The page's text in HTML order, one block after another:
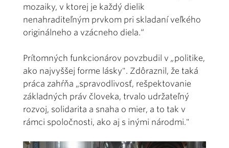
mozaiky, v ktorej je každý dielik
nenahraditeľným prvkom pri skladaní veľkého
originálneho a vzácneho diela.“
Prítomných funkcionárov povzbudil v „politike,
ako najvyššej forme lásky". Zdôraznil, že taká
práca zahŕňa „spravodlivosť, rešpektovanie
základných práv človeka, trvalo udržateľný
rozvoj, solidarita a snaha o mier, a to tak v
rámci spoločnosti, ako aj s inými národmi."